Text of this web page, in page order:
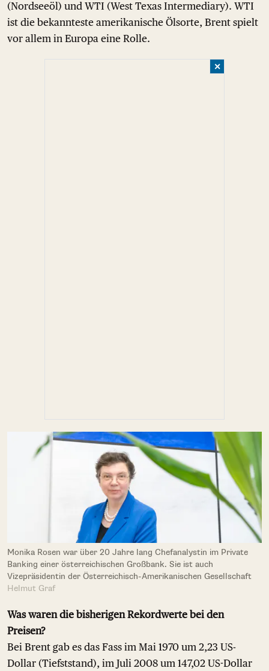
(Nordseeöl) und WTI (West Texas Intermediary). WTI
ist die bekannteste amerikanische Ölsorte, Brent spielt
vor allem in Europa eine Rolle.
✕
Monika Rosen war über 20 Jahre lang Chefanalystin im Private
Banking einer österreichischen Großbank. Sie ist auch
Vizepräsidentin der Österreichisch-Amerikanischen Gesellschaft
Helmut Graf
Was waren die bisherigen Rekordwerte bei den
Preisen?
Bei Brent gab es das Fass im Mai 1970 um 2,23 US-
Dollar (Tiefststand), im Juli 2008 um 147,02 US-Dollar